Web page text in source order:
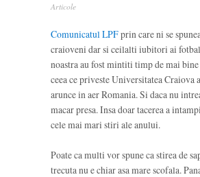
Articole
Comunicatul LPFprin care ni se
craioveni dar si ceilalti iubitori ai
noastra au fost mintiti timp de mai bine
ceea ce priveste Universitatea Craiova
arunce in aer Romania. Si daca nu
macar presa. Insa doar tacerea a
cele mai mari stiri ale anului.
Poate ca multi vor spune ca stirea de
trecuta nu e chiar asa mare scofala.